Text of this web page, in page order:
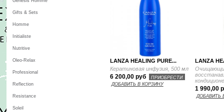
LANZA HEALING PURE...
Кератиновая инфузия, 500 мл
6 200,00 руб
ПРИОБРЕСТИ
ДОБАВИТЬ В КОРЗИНУ
LANZA
1 990,00
ДОБАВИТЬ
Gifts & Sets
Homme
Initialiste
Nutritive
Oleo-Relax
Professional
Reflection
Resistance
Soleil